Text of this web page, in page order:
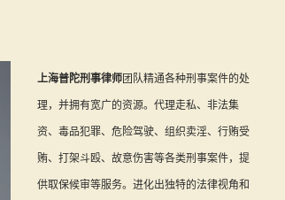
上海普陀刑事律师团队精通各种刑事案件的处
理，并拥有宽广的资源。代理走私、非法集
资、毒品犯罪、危险驾驶、组织卖淫、行贿受
贿、打架斗殴、故意伤害等各类刑事案件，提
供取保候审等服务。进化出独特的法律视角和